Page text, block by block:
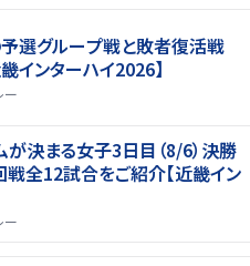
予選グループ戦と敗者復活戦
インターハイ2026】
ー
決まる女子3日目（8/6）決勝
戦全12試合をご紹介【近畿イン
ー